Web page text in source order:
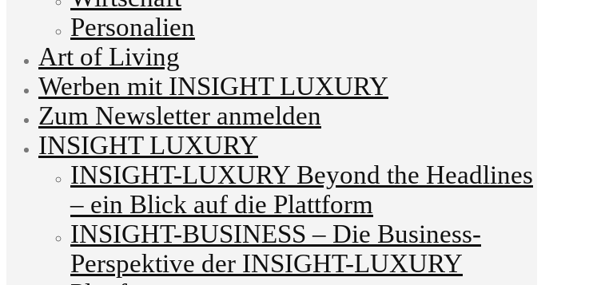
Personalien
Art of Living
Werben mit INSIGHT LUXURY
Zum Newsletter anmelden
INSIGHT LUXURY
INSIGHT-LUXURY Beyond the Headlines
– ein Blick auf die Plattform
INSIGHT-BUSINESS – Die Business-
Perspektive der INSIGHT-LUXURY